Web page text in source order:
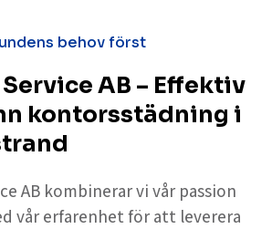
behov först
AB – Effektiv
kontorsstädning i
AB kombinerar vi vår passion
vår erfarenhet för att leverera